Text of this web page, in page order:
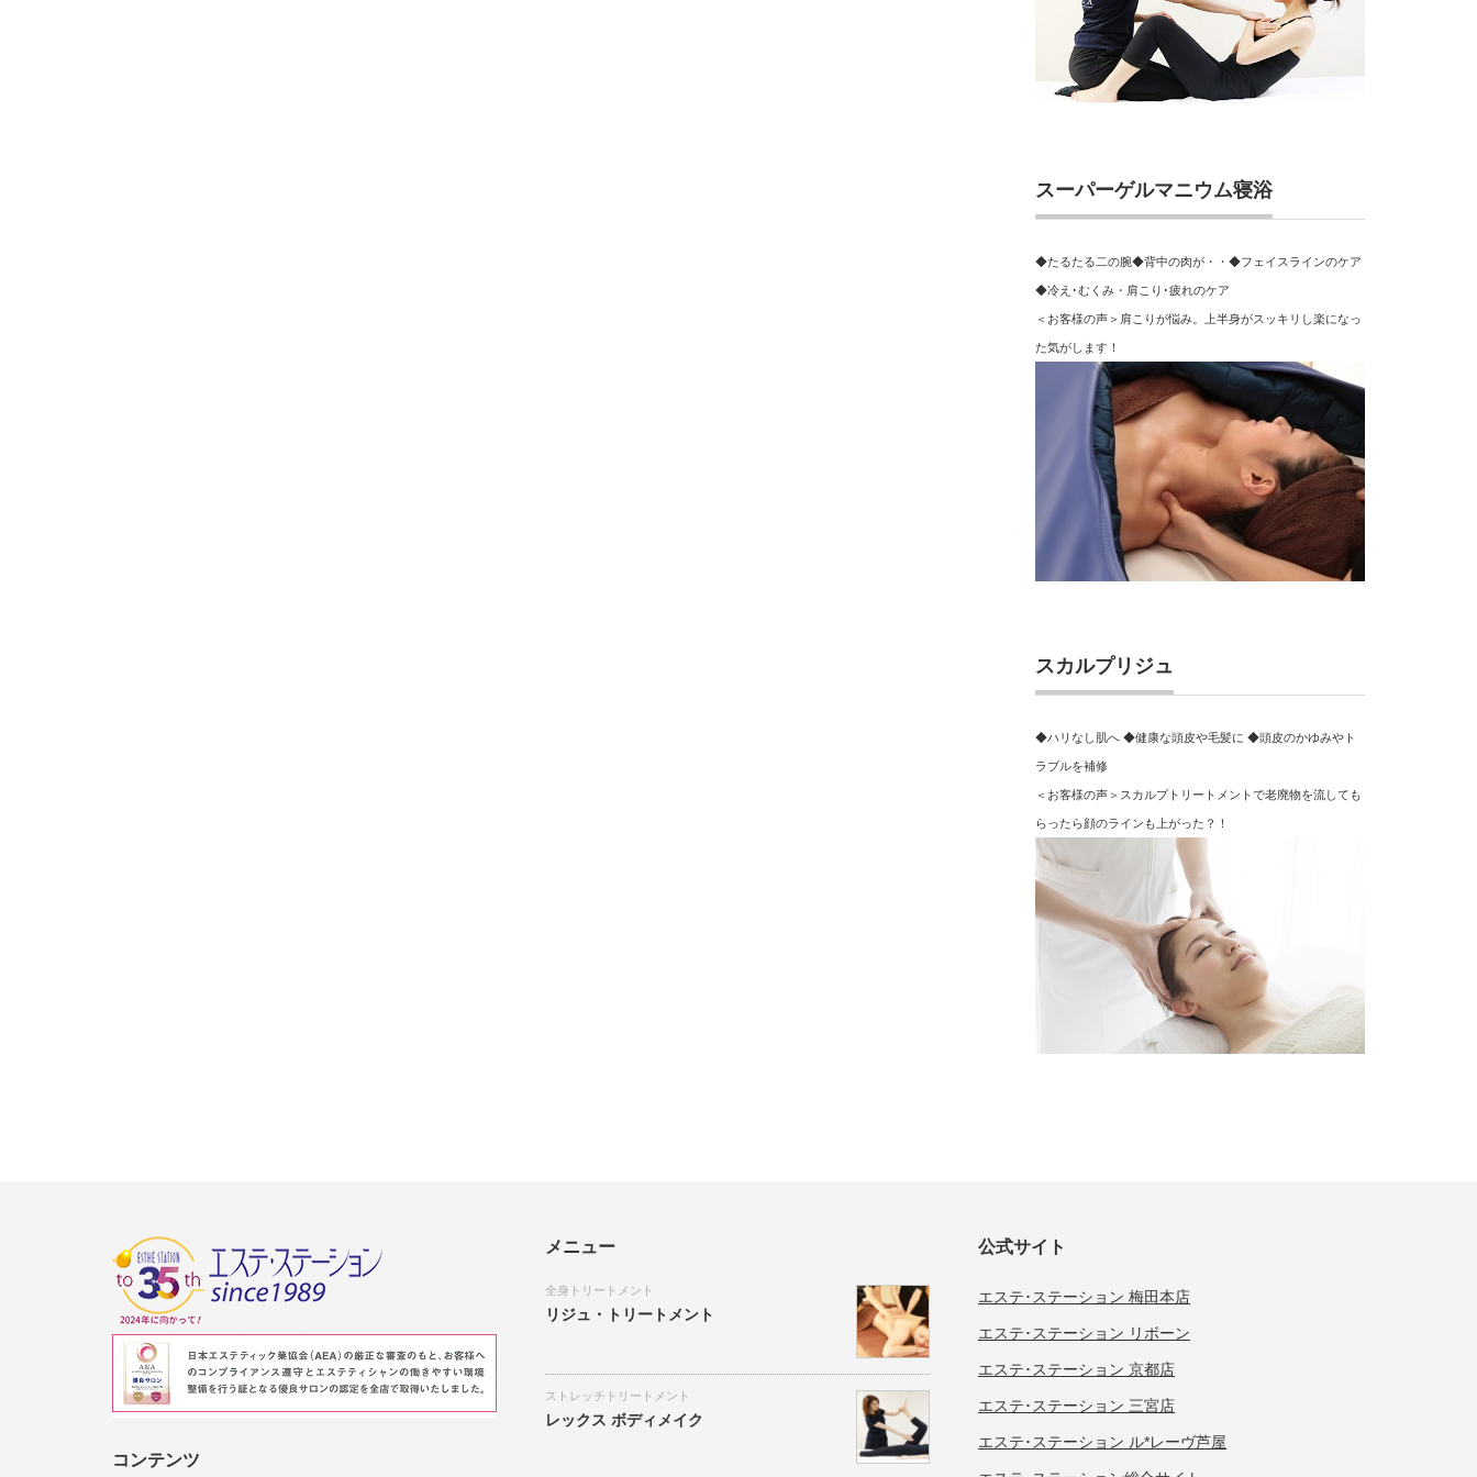
スーパーゲルマニウム寝浴
◆たるたる二の腕◆背中の肉が・・◆フェイスラインのケア
◆冷え･むくみ・肩こり･疲れのケア
＜お客様の声＞肩こりが悩み。上半身がスッキリし楽になっ
た気がします！
スカルプリジュ
◆ハリなし肌へ ◆健康な頭皮や毛髪に ◆頭皮のかゆみやト
ラブルを補修
＜お客様の声＞スカルプトリートメントで老廃物を流しても
らったら顔のラインも上がった？！
コンテンツ
メニュー
全身トリートメント
リジュ・トリートメント
ストレッチトリートメント
レックス ボディメイク
公式サイト
エステ･ステーション 梅田本店
エステ･ステーション リボーン
エステ･ステーション 京都店
エステ･ステーション 三宮店
エステ･ステーション ル*レーヴ芦屋